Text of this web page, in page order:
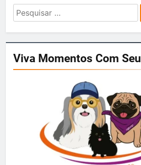
Pesquisar
por:
Viva Momentos Com Seu